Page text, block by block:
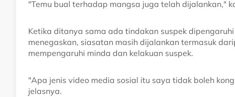
"Temu bual terhadap mangsa juga telah dijalankan,"
Ketika ditanya sama ada tindakan suspek
menegaskan, siasatan masih dijalankan termasuk
mempengaruhi minda dan kelakuan suspek.
"Apa jenis video media sosial itu saya tidak boleh
jelasnya.